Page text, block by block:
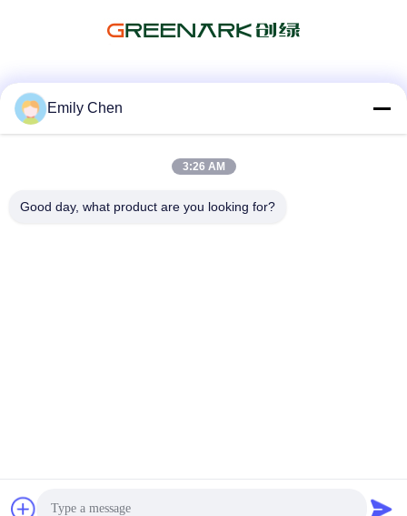
cipta © 2016-2026 Shanghai Chuanglv Catering Equipment Co.,
Emily Chen
3:26 AM
Good day, what product are you looking for?